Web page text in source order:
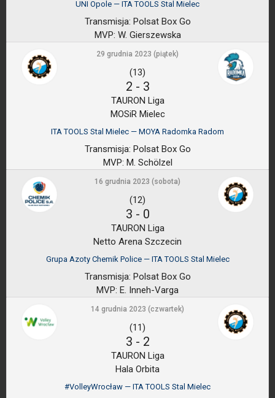
UNI Opole — ITA TOOLS Stal Mielec
Transmisja: Polsat Box Go
MVP: W. Gierszewska
29 grudnia 2023 (piątek)
(13)
2 - 3
TAURON Liga
MOSiR Mielec
ITA TOOLS Stal Mielec — MOYA Radomka Radom
Transmisja: Polsat Box Go
MVP: M. Schölzel
16 grudnia 2023 (sobota)
(12)
3 - 0
TAURON Liga
Netto Arena Szczecin
Grupa Azoty Chemik Police — ITA TOOLS Stal Mielec
Transmisja: Polsat Box Go
MVP: E. Inneh-Varga
14 grudnia 2023 (czwartek)
(11)
3 - 2
TAURON Liga
Hala Orbita
#VolleyWrocław — ITA TOOLS Stal Mielec